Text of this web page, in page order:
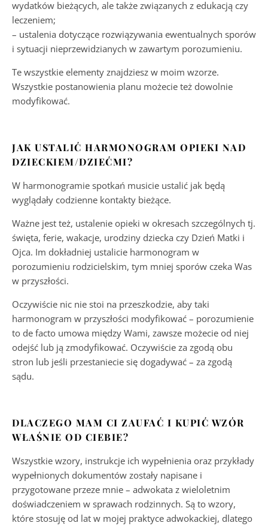
wydatków bieżących, ale także związanych z edukacją czy
leczeniem;
– ustalenia dotyczące rozwiązywania ewentualnych sporów
i sytuacji nieprzewidzianych w zawartym porozumieniu.
Te wszystkie elementy znajdziesz w moim wzorze.
Wszystkie postanowienia planu możecie też dowolnie
modyfikować.
JAK USTALIĆ HARMONOGRAM OPIEKI NAD
DZIECKIEM/DZIEĆMI?
W harmonogramie spotkań musicie ustalić jak będą
wyglądały codzienne kontakty bieżące.
Ważne jest też, ustalenie opieki w okresach szczególnych tj.
święta, ferie, wakacje, urodziny dziecka czy Dzień Matki i
Ojca. Im dokładniej ustalicie harmonogram w
porozumieniu rodzicielskim, tym mniej sporów czeka Was
w przyszłości.
Oczywiście nic nie stoi na przeszkodzie, aby taki
harmonogram w przyszłości modyfikować – porozumienie
to de facto umowa między Wami, zawsze możecie od niej
odejść lub ją zmodyfikować. Oczywiście za zgodą obu
stron lub jeśli przestaniecie się dogadywać – za zgodą
sądu.
DLACZEGO MAM CI ZAUFAĆ I KUPIĆ WZÓR
WŁAŚNIE OD CIEBIE?
Wszystkie wzory, instrukcje ich wypełnienia oraz przykłady
wypełnionych dokumentów zostały napisane i
przygotowane przeze mnie – adwokata z wieloletnim
doświadczeniem w sprawach rodzinnych. Są to wzory,
które stosuję od lat w mojej praktyce adwokackiej, dlatego